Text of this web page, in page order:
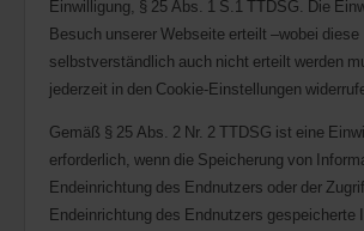
Einwilligung, § 25 Abs. 1 S.1 TTDSG. Die
Besuch unserer Webseite erteilt –wobei diese
selbstverständlich auch nicht erteilt werden
jederzeit in den Cookie-Einstellungen
Gemäß § 25 Abs. 2 Nr. 2 TTDSG ist eine
erforderlich, wenn die Speicherung von
Endeinrichtung des Endnutzers oder der
Endeinrichtung des Endnutzers gespeicherte